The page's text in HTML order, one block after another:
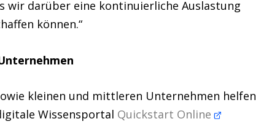
wir darüber eine kontinuierliche Auslastung
können.“
kleinen und mittleren Unternehmen helfen
Wissensportal Quickstart Online